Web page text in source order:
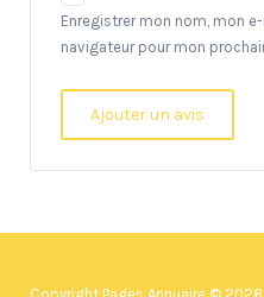
Enregistrer mon nom, mon
navigateur pour mon